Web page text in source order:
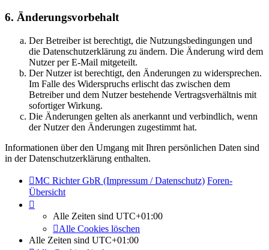
6. Änderungsvorbehalt
Der Betreiber ist berechtigt, die Nutzungsbedingungen und
die Datenschutzerklärung zu ändern. Die Änderung wird dem
Nutzer per E-Mail mitgeteilt.
Der Nutzer ist berechtigt, den Änderungen zu widersprechen.
Im Falle des Widerspruchs erlischt das zwischen dem
Betreiber und dem Nutzer bestehende Vertragsverhältnis mit
sofortiger Wirkung.
Die Änderungen gelten als anerkannt und verbindlich, wenn
der Nutzer den Änderungen zugestimmt hat.
Informationen über den Umgang mit Ihren persönlichen Daten sind
in der Datenschutzerklärung enthalten.
MC Richter GbR (Impressum / Datenschutz) Foren-
Übersicht
Alle Zeiten sind UTC+01:00
Alle Cookies löschen
Alle Zeiten sind UTC+01:00